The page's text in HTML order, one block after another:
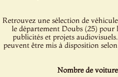
Retrouvez une sélection de
le département Doubs (25) pour
publicités et projets
peuvent être mis à disposition
Nombre de